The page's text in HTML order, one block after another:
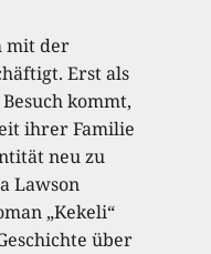
mit der
Erst als
kommt,
ihrer Familie
neu zu
Lawson
„Kekeli“
über